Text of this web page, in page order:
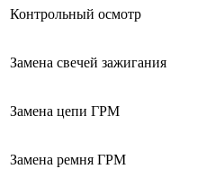
Контрольный осмотр
Замена свечей зажигания
Замена цепи ГРМ
Замена ремня ГРМ